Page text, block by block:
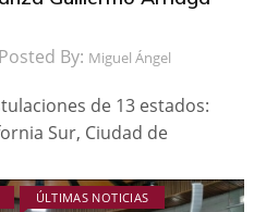
Posted By: Miguel Ángel
de 13 estados:
Sur, Ciudad de
ÚLTIMAS NOTICIAS